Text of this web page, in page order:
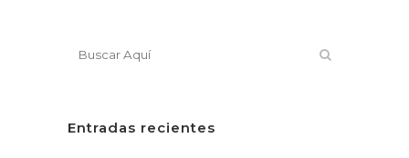
Entradas recientes